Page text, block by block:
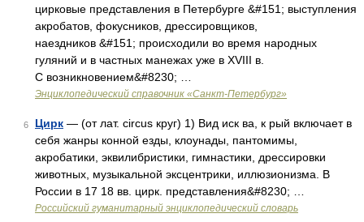
цирковые представления в Петербурге &#151; выступления
акробатов, фокусников, дрессировщиков,
наездников &#151; происходили во время народных
гуляний и в частных манежах уже в XVIII в.
С возникновением&#8230; …
Энциклопедический справочник «Санкт-Петербург»
6 Цирк — (от лат. circus круг) 1) Вид иск ва, к рый включает в
себя жанры конной езды, клоунады, пантомимы,
акробатики, эквилибристики, гимнастики, дрессировки
животных, музыкальной эксцентрики, иллюзионизма. В
России в 17 18 вв. цирк. представления&#8230; …
Российский гуманитарный энциклопедический словарь